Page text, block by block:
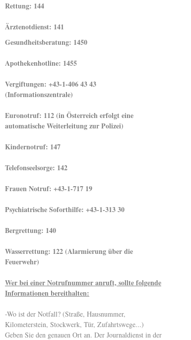
Rettung: 144
Ärztenotdienst: 141
Gesundheitsberatung: 1450
Apothekenhotline: 1455
Vergiftungen: +43-1-406 43 43
(Informationszentrale)
Euronotruf: 112 (in Österreich erfolgt eine
automatische Weiterleitung zur Polizei)
Kindernotruf: 147
Telefonseelsorge: 142
Frauen Notruf: +43-1-717 19
Psychiatrische Soforthilfe: +43-1-313 30
Bergrettung: 140
Wasserrettung: 122 (Alarmierung über die
Feuerwehr)
Wer bei einer Notrufnummer anruft, sollte folgende
Informationen bereithalten:
-Wo ist der Notfall? (Straße, Hausnummer,
Kilometerstein, Stockwerk, Tür, Zufahrtswege...)
Geben Sie den genauen Ort an. Der Journaldienst in der